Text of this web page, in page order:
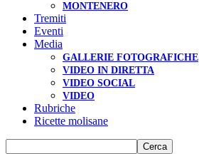
MONTENERO
Tremiti
Eventi
Media
GALLERIE FOTOGRAFICHE
VIDEO IN DIRETTA
VIDEO SOCIAL
VIDEO
Rubriche
Ricette molisane